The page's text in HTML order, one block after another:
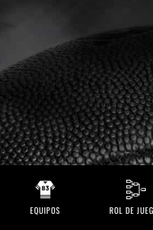
EQUIPOS ROL DE